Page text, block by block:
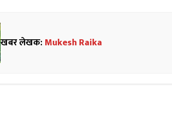
खबर लेखक: Mukesh Raika